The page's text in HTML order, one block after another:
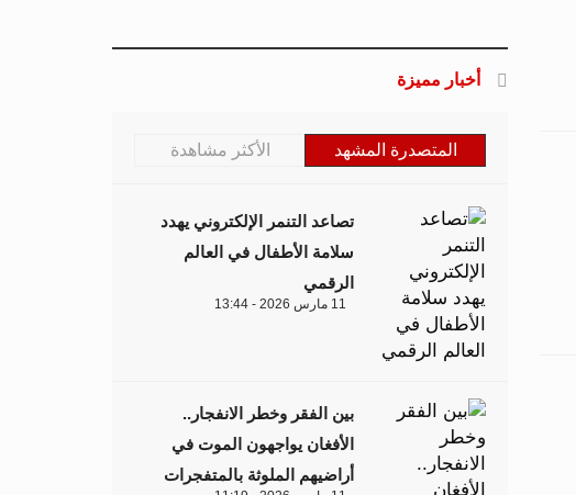
أخبار مميزة
المتصدرة المشهد الأكثر مشاهدة
تصاعد التنمر الإلكتروني يهدد
سلامة الأطفال في العالم
الرقمي
11 مارس 2026 - 13:44
بين الفقر وخطر الانفجار..
الأفغان يواجهون الموت في
أراضيهم الملوثة بالمتفجرات